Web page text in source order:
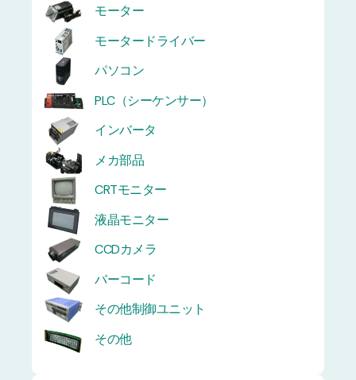
モーター
モータードライバー
パソコン
PLC（シーケンサー）
インバータ
メカ部品
CRTモニター
液晶モニター
CCDカメラ
バーコード
その他制御ユニット
その他